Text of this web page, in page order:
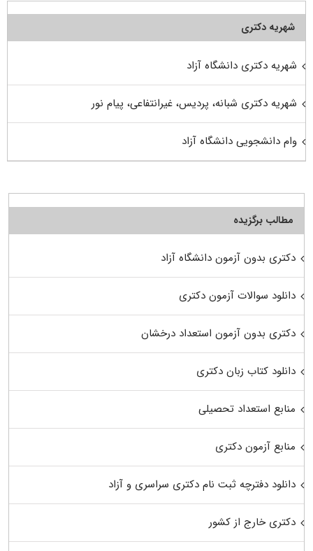
شهریه دکتری
شهریه دکتری دانشگاه آزاد
شهریه دکتری شبانه، پردیس، غیرانتفاعی، پیام نور
وام دانشجویی دانشگاه آزاد
مطالب برگزیده
دکتری بدون آزمون دانشگاه آزاد
دانلود سوالات آزمون دکتری
دکتری بدون آزمون استعداد درخشان
دانلود کتاب زبان دکتری
منابع استعداد تحصیلی
منابع آزمون دکتری
دانلود دفترچه ثبت نام دکتری سراسری و آزاد
دکتری خارج از کشور